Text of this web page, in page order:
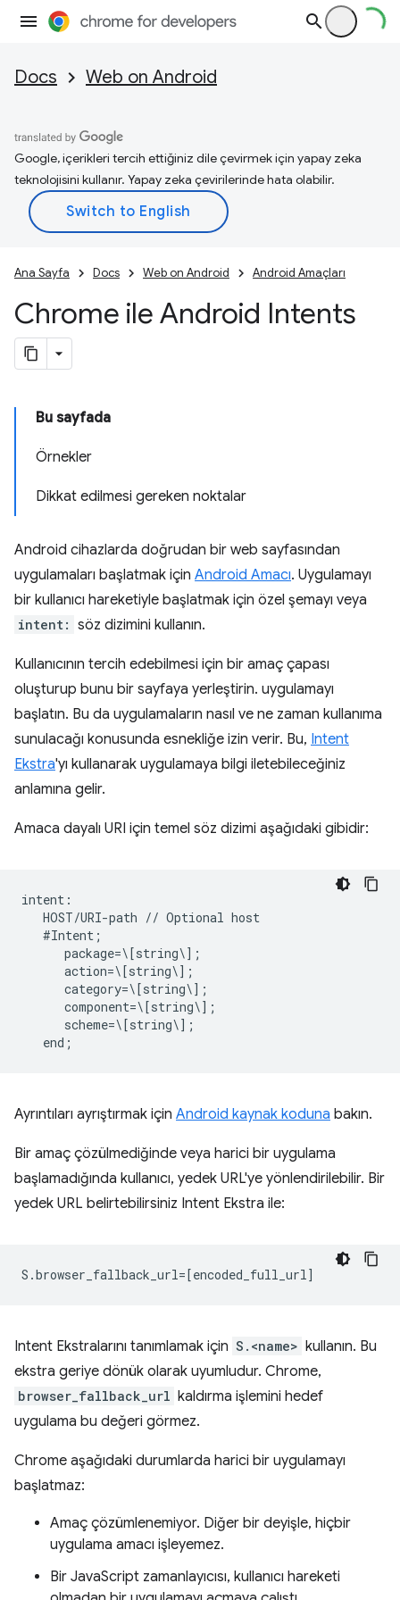
Docs Web on Android
Google, içerikleri tercih ettiğiniz dile çevirmek için yapay zeka
teknolojisini kullanır. Yapay zeka çevirilerinde hata olabilir.
Ana Sayfa Docs Web on Android Android Amaçları
Chrome ile Android Intents
Bu sayfada
Örnekler
Dikkat edilmesi gereken noktalar
Android cihazlarda doğrudan bir web sayfasından
uygulamaları başlatmak için Android Amacı. Uygulamayı
bir kullanıcı hareketiyle başlatmak için özel şemayı veya
intent: söz dizimini kullanın.
Kullanıcının tercih edebilmesi için bir amaç çapası
oluşturup bunu bir sayfaya yerleştirin. uygulamayı
başlatın. Bu da uygulamaların nasıl ve ne zaman kullanıma
sunulacağı konusunda esnekliğe izin verir. Bu, Intent
Ekstra'yı kullanarak uygulamaya bilgi iletebileceğiniz
anlamına gelir.
Amaca dayalı URI için temel söz dizimi aşağıdaki gibidir:
intent:
   HOST/URI-path // Optional host
   #Intent;
      package=\[string\];
      action=\[string\];
      category=\[string\];
      component=\[string\];
      scheme=\[string\];
Ayrıntıları ayrıştırmak için Android kaynak koduna bakın.
Bir amaç çözülmediğinde veya harici bir uygulama
başlamadığında kullanıcı, yedek URL'ye yönlendirilebilir. Bir
yedek URL belirtebilirsiniz Intent Ekstra ile:
Intent Ekstralarını tanımlamak için S.<name> kullanın. Bu
ekstra geriye dönük olarak uyumludur. Chrome,
browser_fallback_url kaldırma işlemini hedef
uygulama bu değeri görmez.
Chrome aşağıdaki durumlarda harici bir uygulamayı
başlatmaz:
Amaç çözümlenemiyor. Diğer bir deyişle, hiçbir
uygulama amacı işleyemez.
Bir JavaScript zamanlayıcısı, kullanıcı hareketi